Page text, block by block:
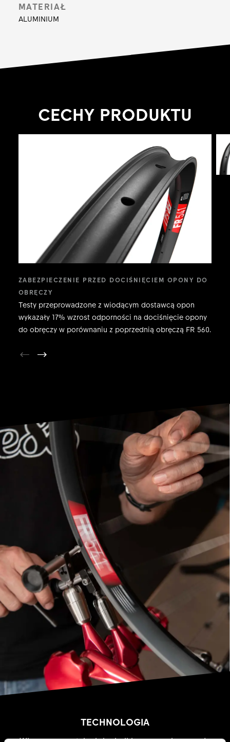
trudniejszymi odcinkami. Starannie zbuduj swoje
koło używając tej felgi, a przekonasz się, jak
MATERIAŁ
ALUMINIUM
CECHY PRODUKTU
ZABEZPIECZENIE PRZED DOCIŚNIĘCIEM OPONY DO
OBRĘCZY
Testy przeprowadzone z wiodącym dostawcą opon
wykazały 17% wzrost odporności na dociśnięcie opony
do obręczy w porównaniu z poprzednią obręczą FR 560.
TECHNOLOGIA